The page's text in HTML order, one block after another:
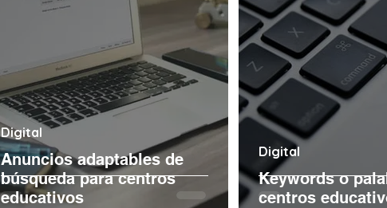
Anuncios adaptables de
búsqueda para centros
educativos
Digital
Keywords o
centros
Digital